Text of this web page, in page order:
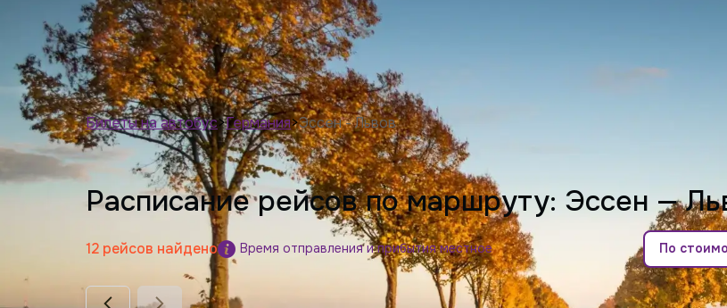
Билеты на автобус>Германия>Эссен - Львов
Расписание рейсов по маршруту: Эссен —
12 рейсов найдено Время отправления и прибытия местное По